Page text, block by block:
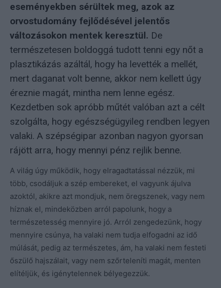
eseményekben sérültek meg, azok az
orvostudomány fejlődésével jelentős
változásokon mentek keresztül. De
természetesen boldoggá tudott tenni egy nőt a
plasztikázás azáltál, hogy ha levették a mellét,
mert daganat volt benne, akkor nem kellett úgy
éreznie magát, mintha nem lenne egész.
Kezdetben sok apróbb műtét valóban azt a célt
szolgálta, hogy egészségügyileg rendben legyen
valaki. A szépségipar azonban nagyon gyorsan
rájött arra, hogy mennyi pénz rejlik benne.
A világ úgy működik, hogy elragadtatással nézzük, mi
több, csodáljuk a szép embereket, el vagyunk ájulva
azoktól, akikre azt mondjuk, nem öregszenek, vagy nem
híznak el, mindeközben arról papolunk, hogy a
természetesség mennyire jó. Arról zengedezünk, hogy
mennyire csúnya, ha valaki nem tudja elfogadni az idő
múlását, pedig az természetes, ám, ha valaki nem festeti
őszülő hajszálait, vagy nem szőrteleníti magát, menten
elítéljük, és igénytelennek bélyegezzük.